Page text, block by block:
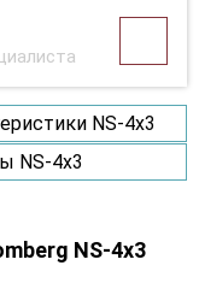
NS-4х3
NS-4х3
NS-4х3